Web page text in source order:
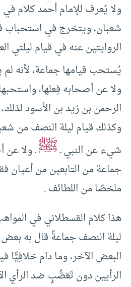
ولا يُعرف للإمام أحمد كلام
شعبان، ويتخرج في استحباب
الروايتين عنه في قيام ليلتي
يُستحب قيامها جماعة، لأنه لم
ولا عن أصحابه فِعلها،
الرحمن بن زيد بن الأسود
وكذلك قيام ليلة النصف من
شيء عن النبي ـﷺـ ولا عن
جماعة من التابعين من أعيان
ملخصًا من اللطائف .
هذا كلام القسطلاني في
ليلة النصف جماعةً قال به بعض
البعض الآخر، وما دام خلافِيًّا
الرأيين دون تَعَصُّبٍ ضد الرأي